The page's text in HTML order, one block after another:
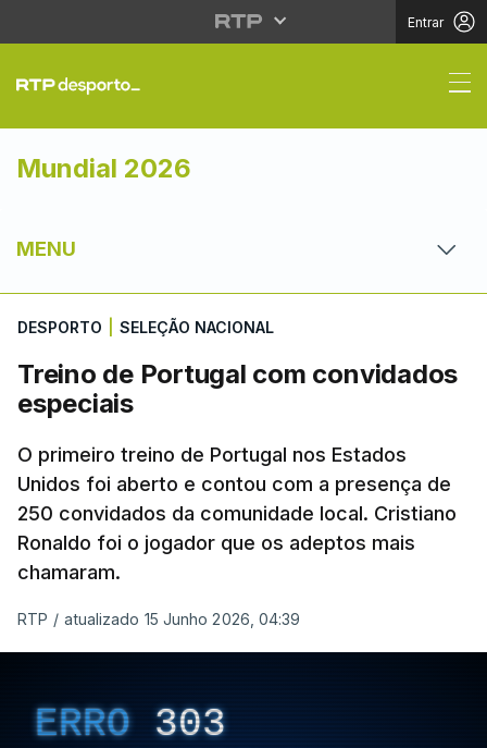
Entrar
Treino de Portugal
Mundial 2026
MENU
DESPORTO SELEÇÃO NACIONAL
Treino de Portugal com convidados
especiais
O primeiro treino de Portugal nos Estados
Unidos foi aberto e contou com a presença de
250 convidados da comunidade local. Cristiano
Ronaldo foi o jogador que os adeptos mais
chamaram.
RTP / atualizado 15 Junho 2026, 04:39
ERRO 303